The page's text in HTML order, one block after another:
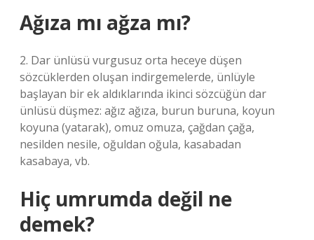
Ağıza mı ağza mı?
2. Dar ünlüsü vurgusuz orta heceye düşen
sözcüklerden oluşan indirgemelerde, ünlüyle
başlayan bir ek aldıklarında ikinci sözcüğün dar
ünlüsü düşmez: ağız ağıza, burun buruna, koyun
koyuna (yatarak), omuz omuza, çağdan çağa,
nesilden nesile, oğuldan oğula, kasabadan
kasabaya, vb.
Hiç umrumda değil ne
demek?